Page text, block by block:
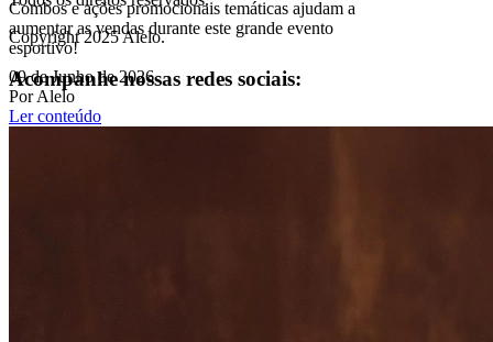
Combos e ações promocionais temáticas ajudam a
aumentar as vendas durante este grande evento
esportivo!
09 de Junho de 2026
Por Alelo
Ler conteúdo
Copyright 2025 Alelo.
Acompanhe nossas redes sociais: